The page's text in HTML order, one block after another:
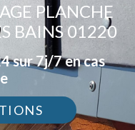
PLANCHE
BAINS 01220
sur 7j/7 en cas